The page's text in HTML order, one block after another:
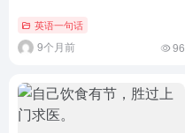
英语一句话
9个月前 96